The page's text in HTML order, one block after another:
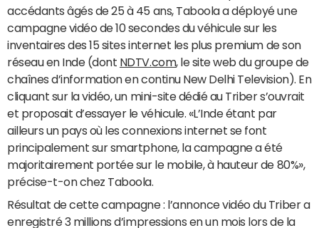
accédants âgés de 25 à 45 ans, Taboola a déployé une
campagne vidéo de 10 secondes du véhicule sur les
inventaires des 15 sites internet les plus premium de son
réseau en Inde (dont NDTV.com, le site web du groupe de
chaînes d’information en continu New Delhi Television). En
cliquant sur la vidéo, un mini-site dédié au Triber s’ouvrait
et proposait d’essayer le véhicule. «L’Inde étant par
ailleurs un pays où les connexions internet se font
principalement sur smartphone, la campagne a été
majoritairement portée sur le mobile, à hauteur de 80%»,
précise-t-on chez Taboola.
Résultat de cette campagne : l’annonce vidéo du Triber a
enregistré 3 millions d’impressions en un mois lors de la